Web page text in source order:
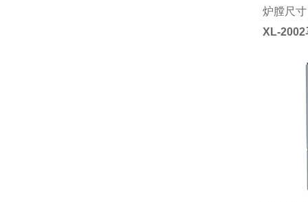
炉膛尺
XL-2002